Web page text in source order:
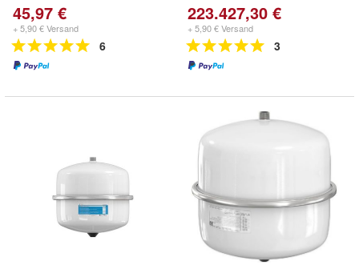
45,97 €
+ 5,90 € Versand
6
223.427,30 €
+ 5,90 € Versand
3